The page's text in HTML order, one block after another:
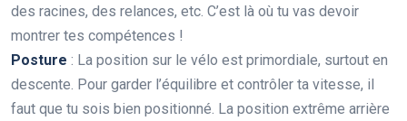
des racines, des relances, etc. C’est là où tu vas devoir
montrer tes compétences !
Posture : La position sur le vélo est primordiale, surtout en
descente. Pour garder l’équilibre et contrôler ta vitesse, il
faut que tu sois bien positionné. La position extrême arrière